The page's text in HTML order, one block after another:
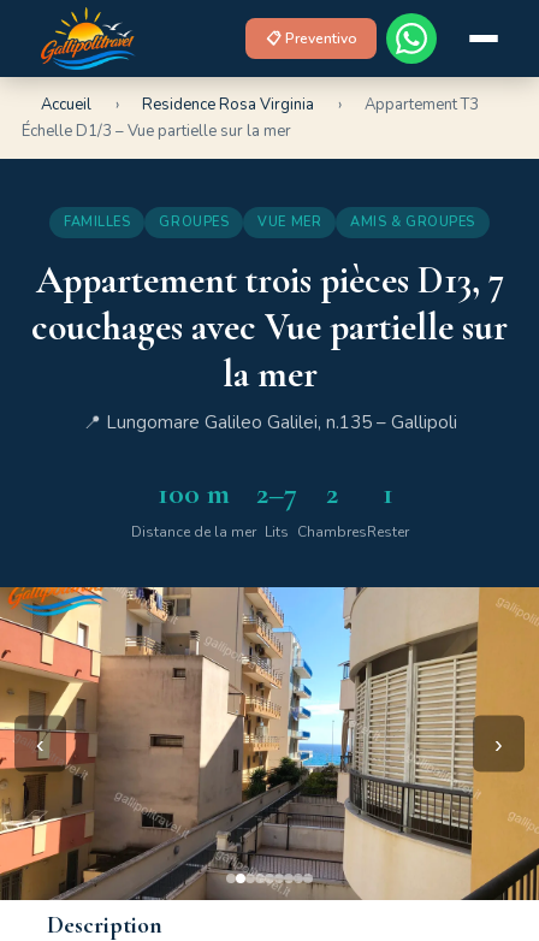
📋 Preventivo
Accueil › Residence Rosa Virginia ›
Appartement T3
Échelle D1/3 – Vue partielle sur la mer
FAMILLES GROUPES VUE MER AMIS & GROUPES
Appartement trois pièces D13, 7
couchages avec Vue partielle sur
la mer
📍 Lungomare Galileo Galilei, n.135 – Gallipoli
100 m
Distance de la mer
2–7
Lits
2
Chambres
1
Rester
‹ ›
Description